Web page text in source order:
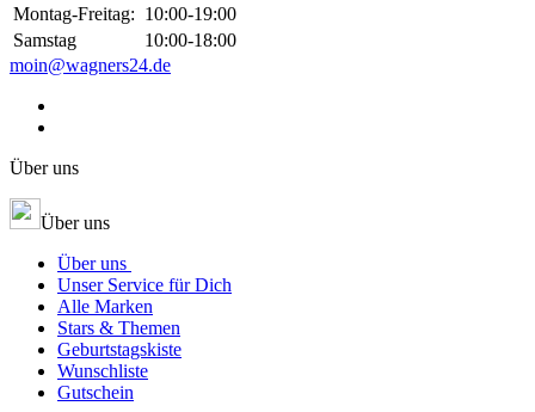
Montag-Freitag: 10:00-19:00
Samstag
10:00-18:00
moin@wagners24.de
Über uns
Über uns
Über uns
Unser Service für Dich
Alle Marken
Stars & Themen
Geburtstagskiste
Wunschliste
Gutschein